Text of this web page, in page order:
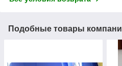
Подобные товары